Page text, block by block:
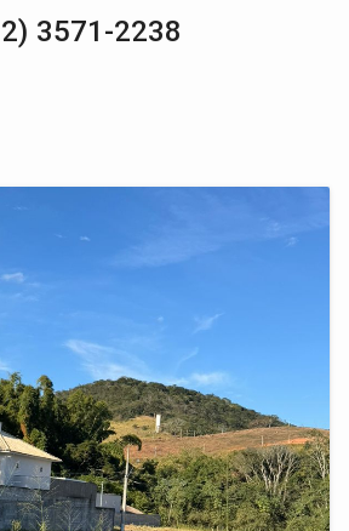
3571-2238